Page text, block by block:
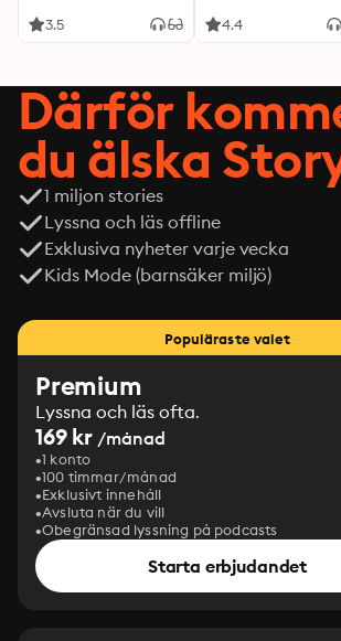
3.5 4.4
Därför
du älska
1 miljon stories
Lyssna och läs offline
Exklusiva nyheter varje vecka
Kids Mode (barnsäker miljö)
Populäraste valet
Premium
Lyssna och läs ofta.
169 kr /månad
1 konto
100 timmar/månad
Exklusivt innehåll
Avsluta när du vill
Obegränsad lyssning på podcasts
Starta erbjudandet